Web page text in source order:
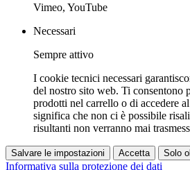
Vimeo, YouTube
Necessari
Sempre attivo
I cookie tecnici necessari
del nostro sito web. Ti consentono
prodotti nel carrello o di accedere
significa che non ci è possibile
risultanti non verranno mai
Salvare le impostazioni Accetta Solo
Informativa sulla protezione dei dati